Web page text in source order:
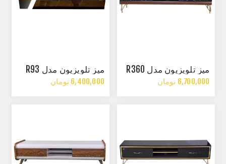
میز تلویزیون مدل R360
6,700,000 تومان
میز تلویزیون مدل R93
6,400,000 تومان